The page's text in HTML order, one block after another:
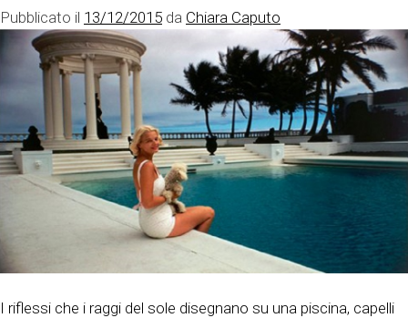
Pubblicato il 13/12/2015 da Chiara Caputo
I riflessi che i raggi del sole disegnano su una piscina, capelli